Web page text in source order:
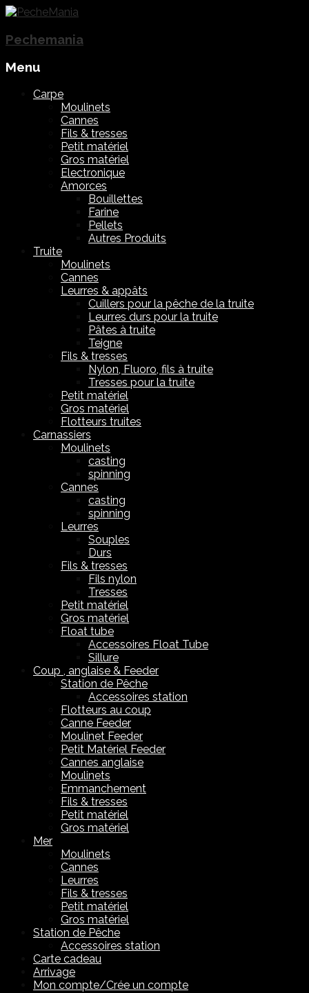
Pechemania
Menu
Carpe
Moulinets
Cannes
Fils & tresses
Petit matériel
Gros matériel
Electronique
Amorces
Bouillettes
Farine
Pellets
Autres Produits
Truite
Moulinets
Cannes
Leurres & appâts
Cuillers pour la pêche de la truite
Leurres durs pour la truite
Pâtes à truite
Teigne
Fils & tresses
Nylon, Fluoro, fils à truite
Tresses pour la truite
Petit matériel
Gros matériel
Flotteurs truites
Carnassiers
Moulinets
casting
spinning
Cannes
casting
spinning
Leurres
Souples
Durs
Fils & tresses
Fils nylon
Tresses
Petit matériel
Gros matériel
Float tube
Accessoires Float Tube
Sillure
Coup , anglaise & Feeder
Station de Pêche
Accessoires station
Flotteurs au coup
Canne Feeder
Moulinet Feeder
Petit Matériel Feeder
Cannes anglaise
Moulinets
Emmanchement
Fils & tresses
Petit matériel
Gros matériel
Mer
Moulinets
Cannes
Leurres
Fils & tresses
Petit matériel
Gros matériel
Station de Pêche
Accessoires station
Carte cadeau
Arrivage
Mon compte/Crée un compte